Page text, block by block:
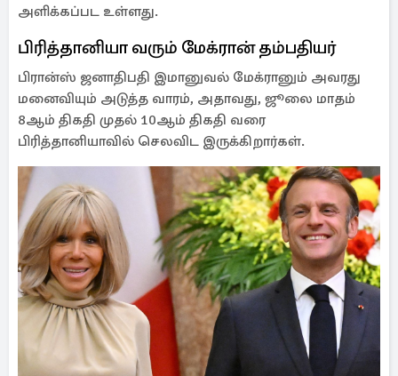
அளிக்கப்பட உள்ளது.
பிரித்தானியா வரும் மேக்ரான் தம்பதியர்
பிரான்ஸ் ஜனாதிபதி இமானுவல் மேக்ரானும் அவரது
மனைவியும் அடுத்த வாரம், அதாவது, ஜூலை மாதம்
8ஆம் திகதி முதல் 10ஆம் திகதி வரை
பிரித்தானியாவில் செலவிட இருக்கிறார்கள்.